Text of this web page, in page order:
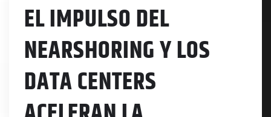
EL IMPULSO DEL
NEARSHORING Y LOS
DATA CENTERS